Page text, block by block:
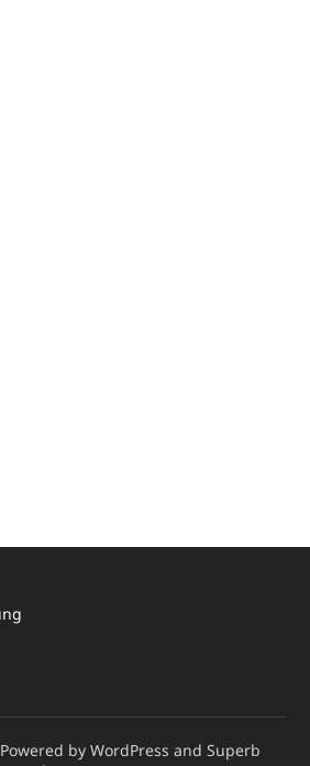
by WordPress and Superb